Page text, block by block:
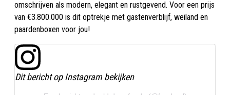
omschrijven als modern, elegant en rustgevend. Voor een prijs
van €3.800.000 is dit optrekje met gastenverblijf, weiland en
paardenboxen voor jou!
Dit bericht op Instagram bekijken